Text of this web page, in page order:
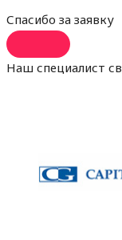
Спасибо за заявку
Наш специалист